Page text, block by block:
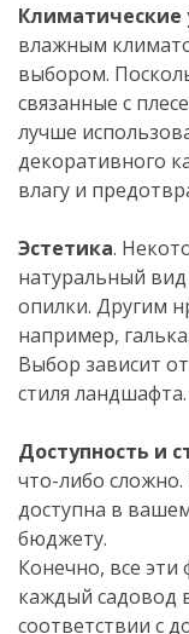
Климатические
влажным
выбором.
связанные с
лучше
декоративного
влагу и
Эстетика.
натуральный
опилки. Другим
например,
Выбор зависит
стиля ландшафта.
Доступность и
что-либо
доступна в
бюджету.
Конечно, все
каждый садовод
соответствии с